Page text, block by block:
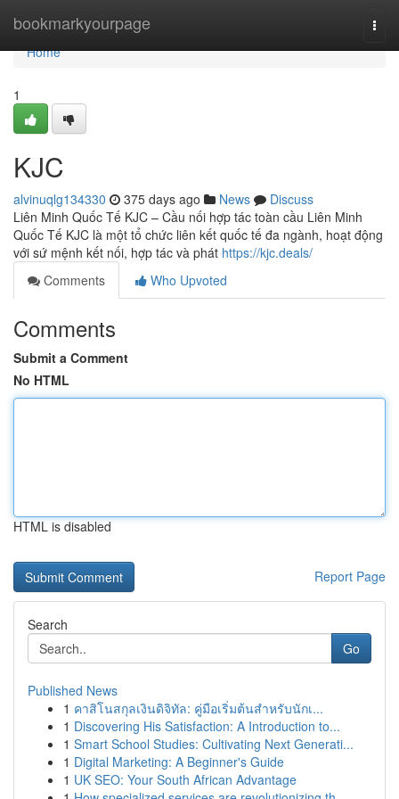
bookmarkyourpage
Home
Home
1
KJC
alvinuqlg134330 375 days ago News
Discuss
Liên Minh Quốc Tế KJC – Cầu nối hợp tác toàn cầu Liên Minh
Quốc Tế KJC là một tổ chức liên kết quốc tế đa ngành, hoạt động
với sứ mệnh kết nối, hợp tác và phát https://kjc.deals/
Comments
Who Upvoted
Comments
Submit a Comment
No HTML
HTML is disabled
Report Page
Search
Go
Published News
1 คาสิโนสกุลเงินดิจิทัล: คู่มือเริ่มต้นสำหรับนักเ...
1 Discovering His Satisfaction: A Introduction to...
1 Smart School Studies: Cultivating Next Generati...
1 Digital Marketing: A Beginner's Guide
1 UK SEO: Your South African Advantage